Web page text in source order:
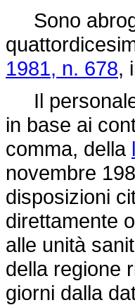
Sono
1981, n. 678,
Il
in base ai
comma, della
novembre
disposizioni
direttamente
alle unità
della regione
giorni dalla